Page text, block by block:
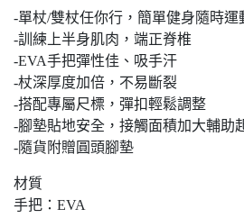
-單杖/雙杖任你行，簡單健身隨時運
-訓練上半身肌肉，端正脊椎
-EVA手把彈性佳、吸手汗
-杖深厚度加倍，不易斷裂
-搭配專屬尺標，彈扣輕鬆調整
-腳墊貼地安全，接觸面積加大輔助
-隨貨附贈圓頭腳墊
材質
手把：EVA